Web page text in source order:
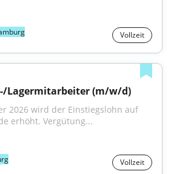
Vollzeit
-/Lagermitarbeiter (m/w/d)
2026 wird der Einstiegslohn auf
erhöht. Vergütung...
Vollzeit